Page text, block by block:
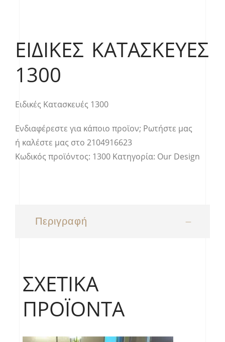
ΕΙΔΙΚΈΣ ΚΑΤΑΣΚΕΥΈΣ
1300
Ειδικές Κατασκευές 1300
Ενδιαφέρεστε για κάποιο προϊον; Ρωτήστε μας
ή καλέστε μας στο 2104916623
Κωδικός προϊόντος: 1300 Κατηγορία: Our Design
Περιγραφή
ΣΧΕΤΙΚΆ
ΠΡΟΪΌΝΤΑ